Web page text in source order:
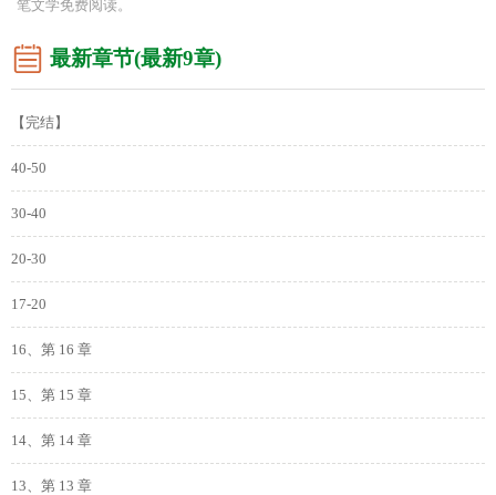
笔文学免费阅读。
最新章节(最新9章)
【完结】
40-50
30-40
20-30
17-20
16、第 16 章
15、第 15 章
14、第 14 章
13、第 13 章